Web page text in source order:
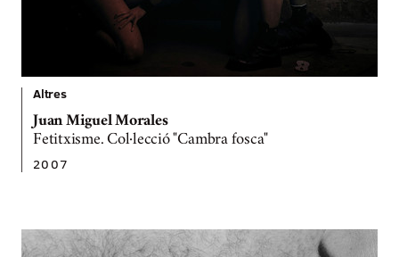
Altres
Juan Miguel Morales
Fetitxisme. Col·lecció "Cambra fosca"
2007